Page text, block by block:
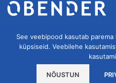
OBENDER
See veebipood kasutab
küpsiseid. Veebilehe
NÕUSTUN